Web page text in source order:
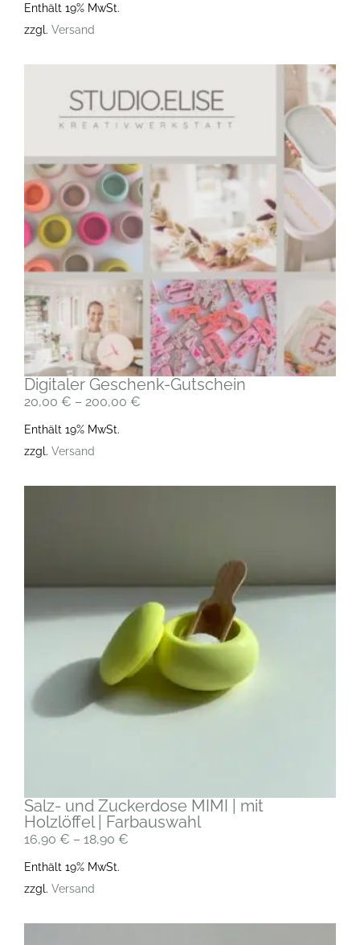
Enthält 19% MwSt.
zzgl. Versand
Digitaler Geschenk-Gutschein
20,00 € – 200,00 €
Enthält 19% MwSt.
zzgl. Versand
Salz- und Zuckerdose MIMI | mit
Holzlöffel | Farbauswahl
16,90 € – 18,90 €
Enthält 19% MwSt.
zzgl. Versand